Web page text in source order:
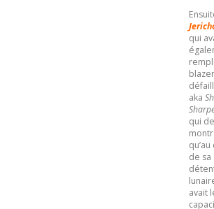
qui
blazer
aka
qui
de sa
avait